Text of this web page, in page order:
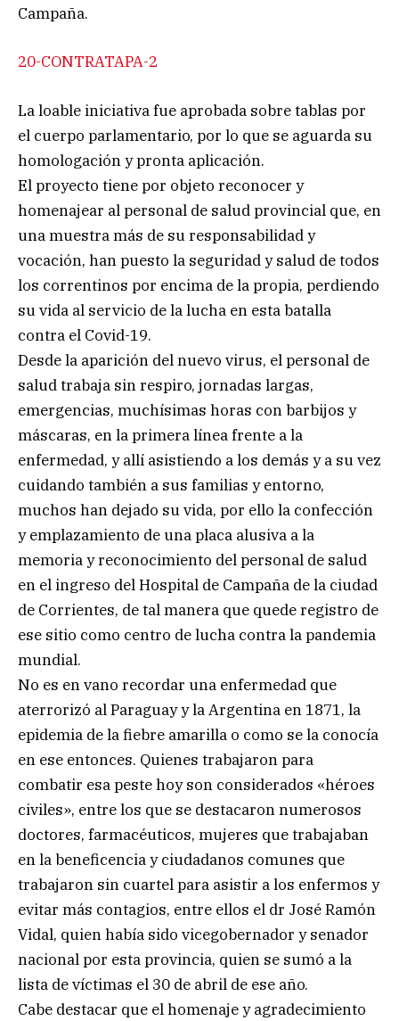
Campaña.
20-CONTRATAPA-2
La loable iniciativa fue aprobada sobre tablas por
el cuerpo parlamentario, por lo que se aguarda su
homologación y pronta aplicación.
El proyecto tiene por objeto reconocer y
homenajear al personal de salud provincial que, en
una muestra más de su responsabilidad y
vocación, han puesto la seguridad y salud de todos
los correntinos por encima de la propia, perdiendo
su vida al servicio de la lucha en esta batalla
contra el Covid-19.
Desde la aparición del nuevo virus, el personal de
salud trabaja sin respiro, jornadas largas,
emergencias, muchísimas horas con barbijos y
máscaras, en la primera línea frente a la
enfermedad, y allí asistiendo a los demás y a su vez
cuidando también a sus familias y entorno,
muchos han dejado su vida, por ello la confección
y emplazamiento de una placa alusiva a la
memoria y reconocimiento del personal de salud
en el ingreso del Hospital de Campaña de la ciudad
de Corrientes, de tal manera que quede registro de
ese sitio como centro de lucha contra la pandemia
mundial.
No es en vano recordar una enfermedad que
aterrorizó al Paraguay y la Argentina en 1871, la
epidemia de la fiebre amarilla o como se la conocía
en ese entonces. Quienes trabajaron para
combatir esa peste hoy son considerados «héroes
civiles», entre los que se destacaron numerosos
doctores, farmacéuticos, mujeres que trabajaban
en la beneficencia y ciudadanos comunes que
trabajaron sin cuartel para asistir a los enfermos y
evitar más contagios, entre ellos el dr José Ramón
Vidal, quien había sido vicegobernador y senador
nacional por esta provincia, quien se sumó a la
lista de víctimas el 30 de abril de ese año.
Cabe destacar que el homenaje y agradecimiento